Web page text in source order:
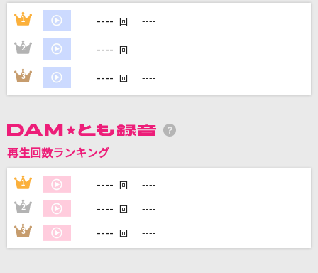
カラオケ最新情報をチェック！
1 ---- 回 ----
2 ---- 回 ----
3 ---- 回 ----
再生回数ランキング
1 ---- 回 ----
2 ---- 回 ----
3 ---- 回 ----